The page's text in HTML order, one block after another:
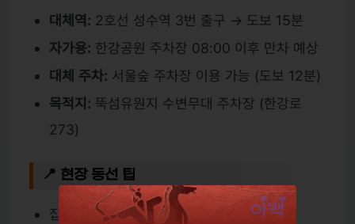
대체역: 2호선 성수역 3번 출구 → 도보 15분
자가용: 한강공원 주차장 08:00 이후 만차 예상
대체 주차: 서울숲 주차장 이용 가능 (도보 12분)
목적지: 뚝섬유원지 수변무대 주차장 (한강로
273)
📍 현장 동선 팁
집결: 수변무대 앞 메인 게이트 A존